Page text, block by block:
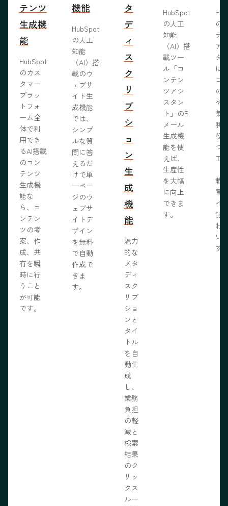
テンツ
生成機
能
HubSpot
のカス
タマー
プラッ
トフォ
ーム全
体で利
用でき
るAI搭載
のコン
テンツ
生成機
能な
ら、コ
ンテン
ツの考
案、作
成、共
有を瞬
時に行
うこと
が可能
です。
機能
HubSpot
の人工
知能
（AI）搭
載のウ
ェブサ
イト生
成機能
では、
シンプ
ルな質
問に答
えるだ
けで単
一ペー
ジのウ
ェブサ
イトデ
ザイン
を無料
で自動
作成で
きま
す。
タ
デ
ィ
ス
ク
リ
プ
シ
ョ
ン
生
成
機
能
魅力
的な
メタ
ディ
スク
リプ
ショ
ンと
タイ
トル
を自
動生
成
し、
業務
負担
の軽
減と
検索
結果
のク
リッ
クス
ルー
HubSpot
の人工
知能
（AI）搭
載ツー
ル「コ
ンテン
ツアシ
スタン
ト」のE
メール
生成機
能を使
えば、
生産性
を大幅
に向上
できま
す。
の
テ
ア
タ
に
コ
の
や
集
利
役
つ
工
載
章
イ
能
わ
い
す